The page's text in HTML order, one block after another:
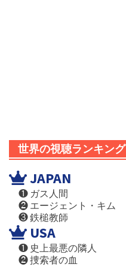
世界の視聴ランキング
JAPAN
❶ ガス人間
❷ エージェント・キム
❸ 鉄槌教師
USA
❶ 史上最悪の隣人
❷ 捜索者の血